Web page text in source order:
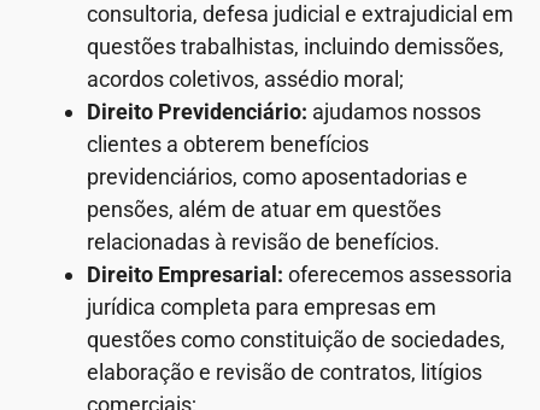
consultoria, defesa judicial e extrajudicial em
questões trabalhistas, incluindo demissões,
acordos coletivos, assédio moral;
Direito Previdenciário: ajudamos nossos
clientes a obterem benefícios
previdenciários, como aposentadorias e
pensões, além de atuar em questões
relacionadas à revisão de benefícios.
Direito Empresarial: oferecemos assessoria
jurídica completa para empresas em
questões como constituição de sociedades,
elaboração e revisão de contratos, litígios
comerciais;